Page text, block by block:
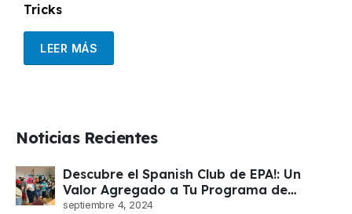
Tricks
LEER MÁS
Noticias Recientes
Descubre el Spanish Club de EPA!: Un
Valor Agregado a Tu Programa de
Español
septiembre 4, 2024